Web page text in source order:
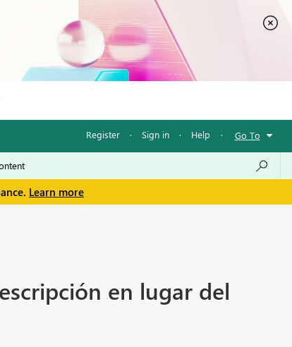
Register · Sign in · Help · Go To
Learn more
en lugar del